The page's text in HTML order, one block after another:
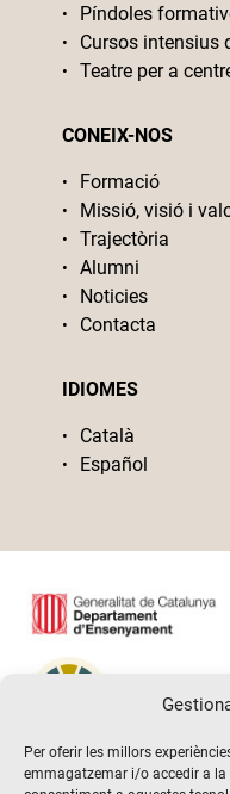
Per oferir les millors
emmagatzemar i/o accedir a
Píndoles
Cursos intensius
Teatre per a
CONEIX-NOS
Formació
Missió, visió i
Trajectòria
Alumni
Noticies
Contacta
IDIOMES
Català
Español